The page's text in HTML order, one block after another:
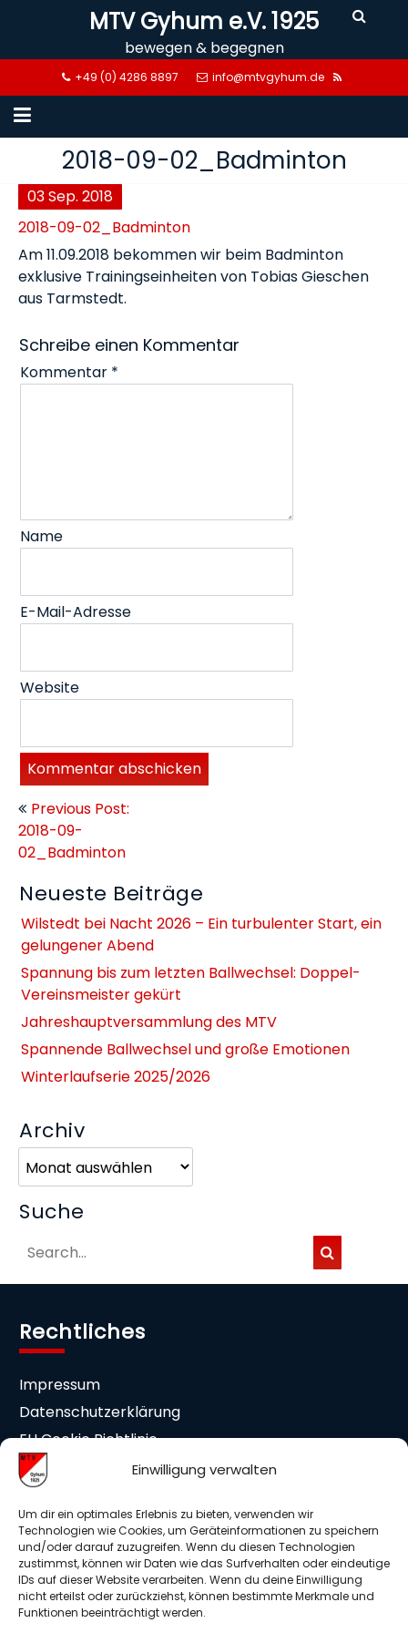
Einwilligung verwalten
Um dir ein optimales Erlebnis zu bieten, verwenden wir
Technologien wie Cookies, um Geräteinformationen zu speichern
und/oder darauf zuzugreifen. Wenn du diesen Technologien
zustimmst, können wir Daten wie das Surfverhalten oder eindeutige
IDs auf dieser Website verarbeiten. Wenn du deine Einwilligung
nicht erteilst oder zurückziehst, können bestimmte Merkmale und
Funktionen beeinträchtigt werden.
MTV Gyhum e.V. 1925
bewegen & begegnen
+49 (0) 4286 8897 info@mtvgyhum.de
2018-09-02_Badminton
03Sep.2018
2018-09-02_Badminton
Am 11.09.2018 bekommen wir beim Badminton
exklusive Trainingseinheiten von Tobias Gieschen
aus Tarmstedt.
Schreibe einen Kommentar
Kommentar *
Name
E-Mail-Adresse
Website
Beitragsnavigation
Previous Post:
2018-09-
02_Badminton
Neueste Beiträge
Wilstedt bei Nacht 2026 – Ein turbulenter Start, ein
gelungener Abend
Spannung bis zum letzten Ballwechsel: Doppel-
Vereinsmeister gekürt
Jahreshauptversammlung des MTV
Spannende Ballwechsel und große Emotionen
Winterlaufserie 2025/2026
Archiv
Suche
Rechtliches
Impressum
Datenschutzerklärung
EU Cookie Richtlinie
Cookie-Einstellungen
Mitgliedschaft
Beitrittserklärung
Medieneinwilligung
Mitglieder Info DSGVO